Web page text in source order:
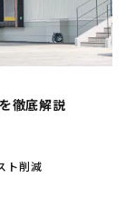
自動化したい
がしたい
データ分析
徹底解説
ト削減